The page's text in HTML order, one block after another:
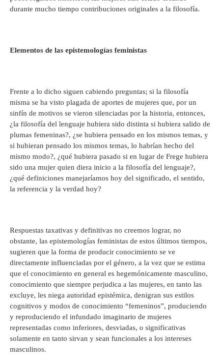
durante mucho tiempo contribuciones originales a la filosofía.
Elementos de las epistemologías feministas
Frente a lo dicho siguen cabiendo preguntas; si la filosofía
misma se ha visto plagada de aportes de mujeres que, por un
sinfín de motivos se vieron silenciadas por la historia, entonces,
¿la filosofía del lenguaje hubiera sido distinta si hubiera salido de
plumas femeninas?, ¿se hubiera pensado en los mismos temas, y
si hubieran pensado los mismos temas, lo habrían hecho del
mismo modo?, ¿qué hubiera pasado si en lugar de Frege hubiera
sido una mujer quien diera inicio a la filosofía del lenguaje?,
¿qué definiciones manejaríamos hoy del significado, el sentido,
la referencia y la verdad hoy?
Respuestas taxativas y definitivas no creemos lograr, no
obstante, las epistemologías feministas de estos últimos tiempos,
sugieren que la forma de producir conocimiento se ve
directamente influenciadas por el género, a la vez que se estima
que el conocimiento en general es hegemónicamente masculino,
conocimiento que siempre perjudica a las mujeres, en tanto las
excluye, les niega autoridad epistémica, denigran sus estilos
cognitivos y modos de conocimiento “femeninos”, produciendo
y reproduciendo el infundado imaginario de mujeres
representadas como inferiores, desviadas, o significativas
solamente en tanto sirvan y sean funcionales a los intereses
masculinos.